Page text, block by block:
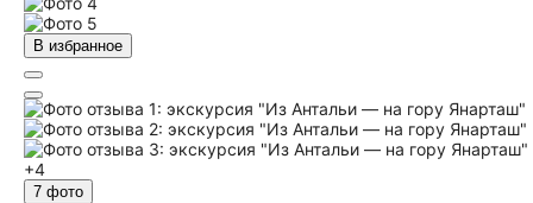
В избранное
+4
7 фото